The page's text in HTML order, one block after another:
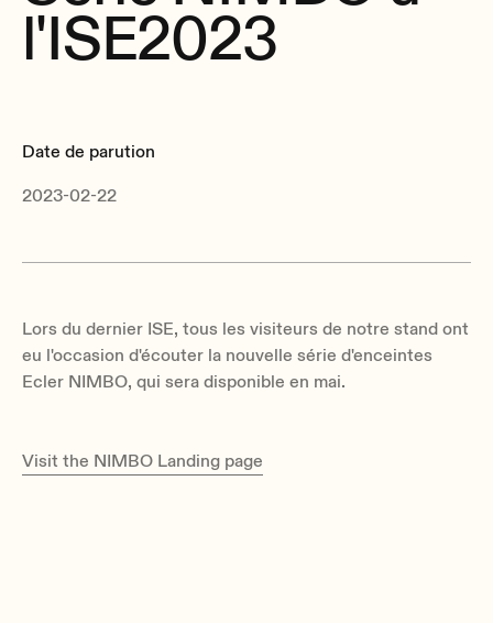
l'ISE2023
Date de parution
2023-02-22
Lors du dernier ISE, tous les visiteurs de notre stand ont
eu l'occasion d'écouter la nouvelle série d'enceintes
Ecler NIMBO, qui sera disponible en mai.
Visit the NIMBO Landing page